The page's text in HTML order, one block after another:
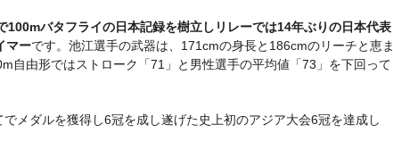
100mバタフライの日本記録を樹立しリレーでは14年ぶりの日本代表
マーです。池江選手の武器は、171cmの身長と186cmのリーチと恵ま
自由形ではストローク「71」と男性選手の平均値「73」を下回って
メダルを獲得し6冠を成し遂げた史上初のアジア大会6冠を達成し